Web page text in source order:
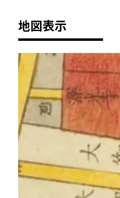
地図表示
+
-